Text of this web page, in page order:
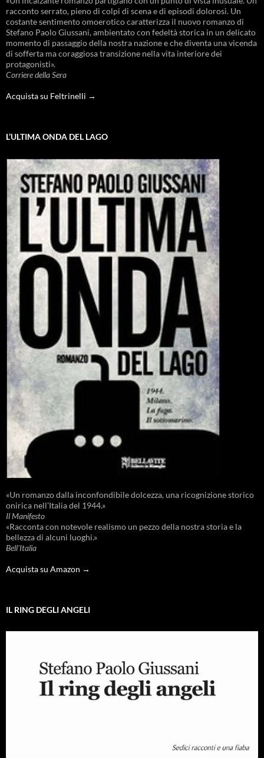
racconto serrato, pieno di colpi di scena e di episodi dolorosi. Un
costante sentimento omoerotico caratterizza il nuovo romanzo di
Stefano Paolo Giussani, ambientato con fedeltà storica in un delicato
momento di passaggio della nostra nazione e che diventa una vicenda
di sofferta ma coraggiosa transizione nella vita interiore dei
protagonisti».
Corriere della Sera
Acquista su Feltrinelli →
L’ULTIMA ONDA DEL LAGO
«Un romanzo dalla inconfondibile dolcezza, una ricognizione storico
onirica nell'Italia del 1944.»
Il Manifesto
«Racconta con notevole realismo un pezzo della nostra storia e la
bellezza di alcuni luoghi.»
Bell'Italia
Acquista su Amazon →
IL RING DEGLI ANGELI